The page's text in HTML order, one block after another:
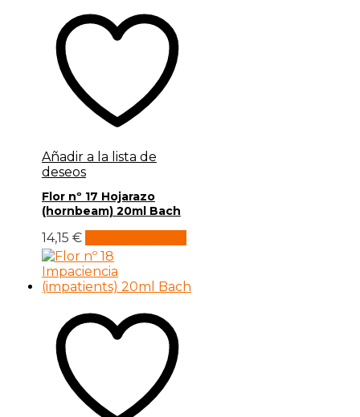
Añadir a la lista de
deseos
Flor nº 17 Hojarazo
(hornbeam) 20ml Bach
14,15 €